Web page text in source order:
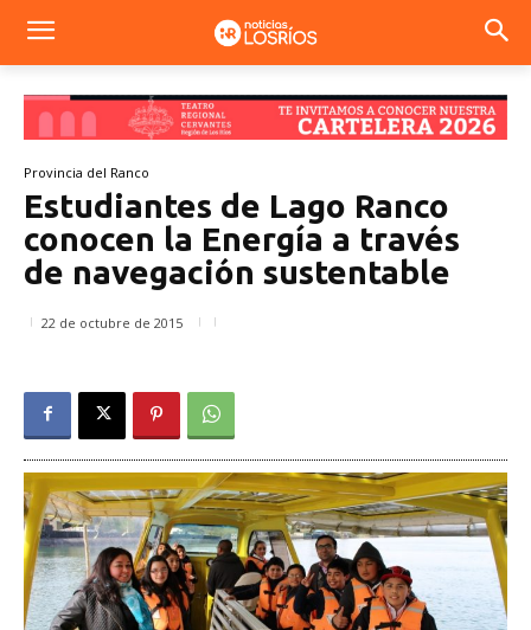
Provincia del Ranco
Estudiantes de Lago Ranco
conocen la Energía a través
de navegación sustentable
22 de octubre de 2015